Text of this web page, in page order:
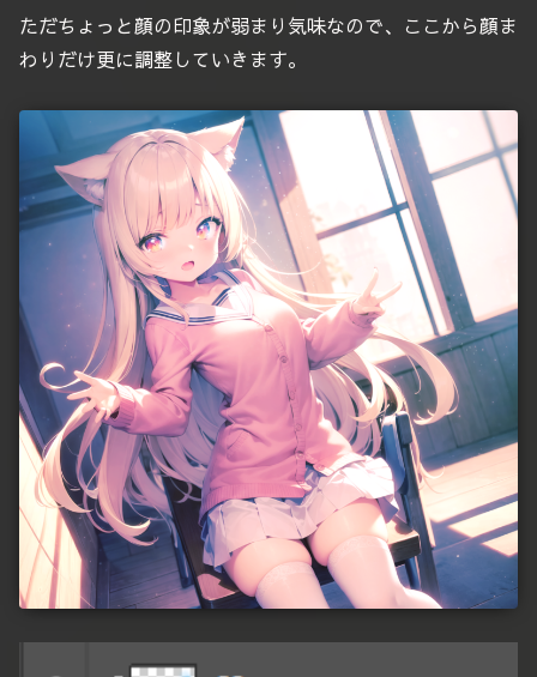
ただちょっと顔の印象が弱まり気味なので、ここから顔ま
わりだけ更に調整していきます。